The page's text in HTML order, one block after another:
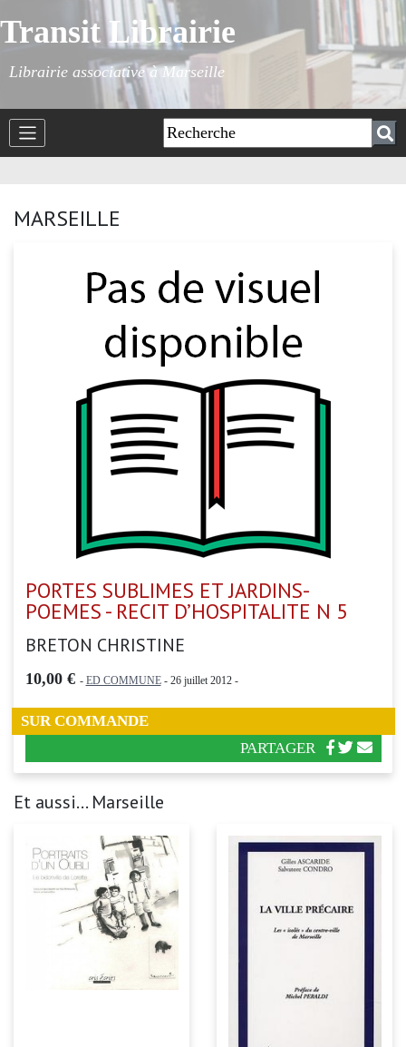
Transit Librairie
Librairie associative à Marseille
MARSEILLE
PORTES SUBLIMES ET JARDINS-
POEMES - RECIT D’HOSPITALITE N 5
BRETON CHRISTINE
10,00 € - ED COMMUNE- 26 juillet 2012 -
SUR COMMANDE
PARTAGER
Et aussi... Marseille